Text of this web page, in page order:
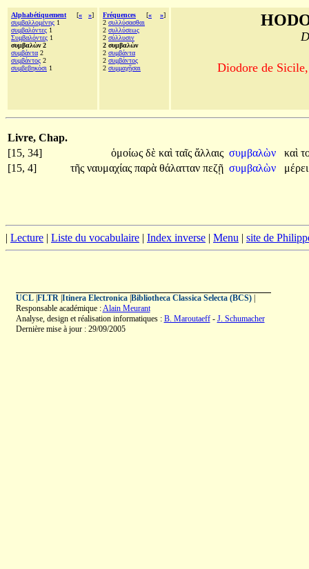
Alphabétiquement [« »]
συμβαλλομένης 1
συμβαλόντες 1
Συμβαλόντες 1
συμβαλὼν 2
συμβάντα 2
συμβάντος 2
συμβεβηκόσι 1
Fréquences [« »]
2 συλλύσασθαι
2 συλλύσεως
2 σύλλυσιν
2 συμβαλὼν
2 συμβάντα
2 συμβάντος
2 συμμαχῆσαι Diodore de
Livre, Chap.
[15, 34]
ὁμοίως δὲ καὶ ταῖς ἄλλαις συμβαλὼν καὶ
[15, 4]
τῆς ναυμαχίας παρὰ θάλατταν πεζῇ συμβαλὼν
| Lecture | Liste du vocabulaire | Index inverse | Menu | site de
UCL| FLTR| Itinera Electronica| Bibliotheca Classica Selecta (BCS)|
Responsable académique :Alain Meurant
Analyse, design et réalisation informatiques : B. Maroutaeff- J. Schumacher
Dernière mise à jour : 29/09/2005